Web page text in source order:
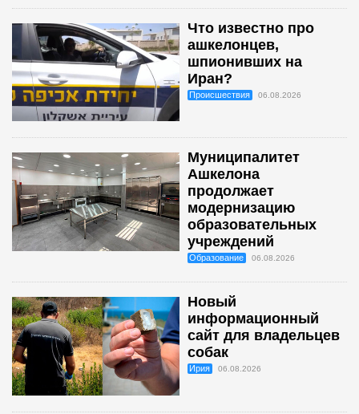
Что известно про
ашкелонцев,
шпионивших на
Иран?
Происшествия 06.08.2026
Муниципалитет
Ашкелона
продолжает
модернизацию
образовательных
учреждений
Образование 06.08.2026
Новый
информационный
сайт для владельцев
собак
Ирия 06.08.2026